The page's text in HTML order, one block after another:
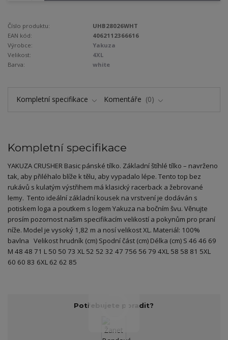
Číslo produktu:
UHB28026WHT
EAN kód:
4062112366616
Výrobce:
Yakuza
Velikost:
4XL
Barva:
white
Kompletní specifikace Komentáře 0
Kompletní specifikace
YAKUZA CRUSHER Basic pánské tílko. Základní štíhlé tílko – navrženo
tak, aby přiléhalo blíže k tělu, aby vypadalo lépe. Tento top bez
rukávů s kulatým výstřihem má klasický racerback a žebrované
lemy. Tento ideální základní kousek na vrstvení je dodáván s
potiskem loga a poutkem s logem Yakuza na bočním švu. Věnujte
prosím pozornost našim specifikacím velikostí a pokynům pro praní
níže. Model je vysoký 1,82 m a nosí velikost XL. Materiál: 100%
bavlna Velikost hrudník (cm) Spodní část (cm) Délka (cm) S 46 46 69
M 48 48 71 L 50 50 73 XL 52 52 32 47 756 56 79 4XL 58 58 81 5XL
60 60 83 6XL 62 62 85
Potřebujete poradit?